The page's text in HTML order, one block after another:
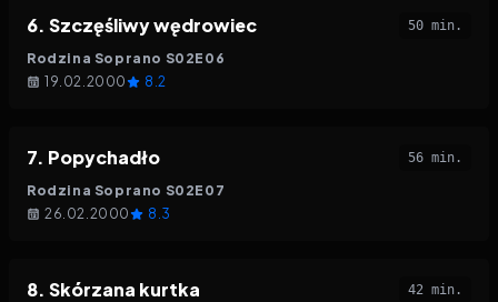
6. Szczęśliwy wędrowiec 50 min.
Rodzina Soprano S02E 06
19.02.2000
8.2
7. Popychadło 56 min.
Rodzina Soprano S02E 07
26.02.2000
8.3
8. Skórzana kurtka 42 min.